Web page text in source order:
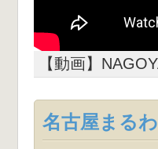
【動画】
名古屋まる